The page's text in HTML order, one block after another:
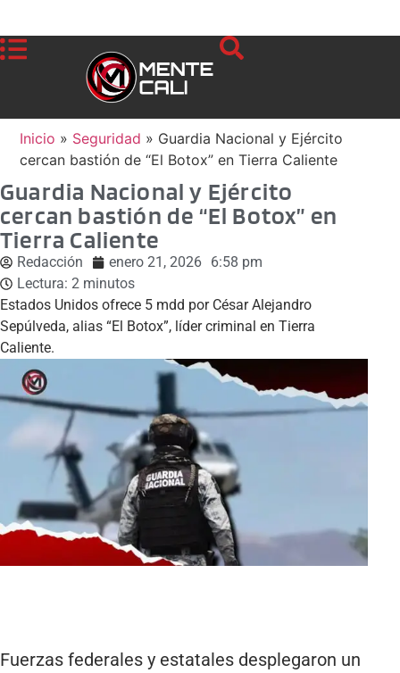
Inicio » Seguridad » Guardia Nacional y Ejército
cercan bastión de “El Botox” en Tierra Caliente
Guardia Nacional y Ejército
cercan bastión de “El Botox” en
Tierra Caliente
Redacción enero 21, 2026 6:58 pm
Lectura: 2 minutos
Estados Unidos ofrece 5 mdd por César Alejandro
Sepúlveda, alias “El Botox”, líder criminal en Tierra
Caliente.
Fuerzas federales y estatales desplegaron un